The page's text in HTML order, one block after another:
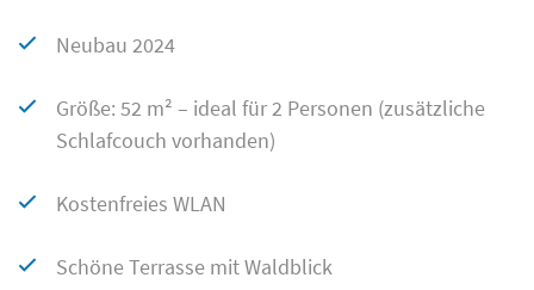
Neubau 2024
Größe: 52 m² – ideal für 2 Personen (zusätzliche
Schlafcouch vorhanden)
Kostenfreies WLAN
Schöne Terrasse mit Waldblick